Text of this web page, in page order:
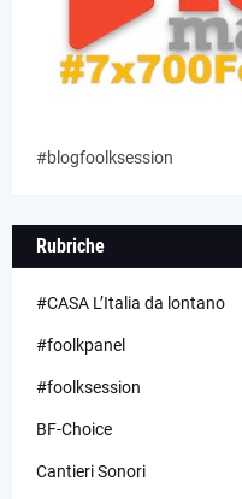
#blogfoolksession
Rubriche
#CASA L’Italia da lontano
#foolkpanel
#foolksession
BF-Choice
Cantieri Sonori